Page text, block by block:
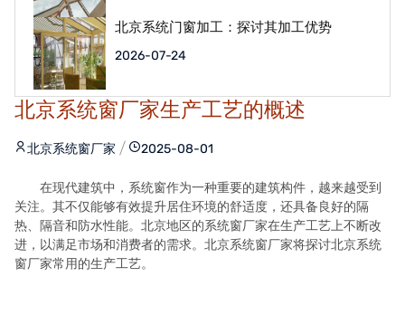
北京系统门窗加工：探讨其加工优势
2026-07-24
北京系统窗厂家生产工艺的概述
北京系统窗厂家 2025-08-01
在现代建筑中，系统窗作为一种重要的建筑构件，越来越受到
关注。其不仅能够有效提升居住环境的舒适度，还具备良好的隔
热、隔音和防水性能。北京地区的系统窗厂家在生产工艺上不断改
进，以满足市场和消费者的需求。北京系统窗厂家将探讨北京系统
窗厂家常用的生产工艺。